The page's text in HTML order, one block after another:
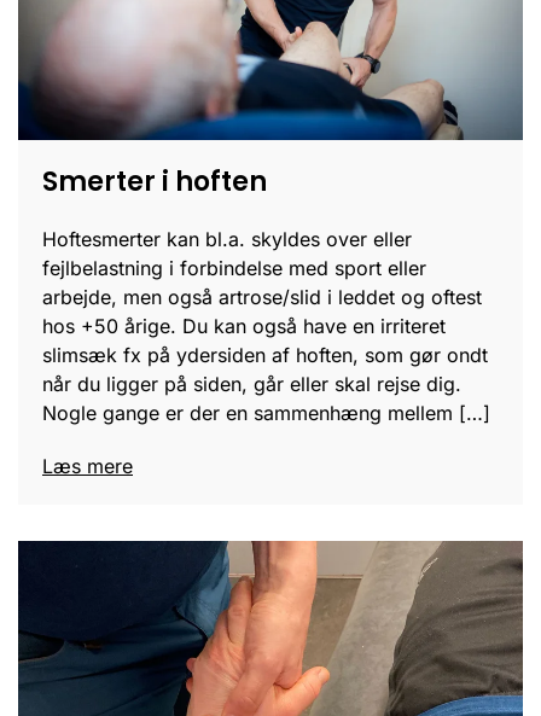
Smerter i hoften
Hoftesmerter kan bl.a. skyldes over eller
fejlbelastning i forbindelse med sport eller
arbejde, men også artrose/slid i leddet og oftest
hos +50 årige. Du kan også have en irriteret
slimsæk fx på ydersiden af hoften, som gør ondt
når du ligger på siden, går eller skal rejse dig.
Nogle gange er der en sammenhæng mellem […]
Læs mere